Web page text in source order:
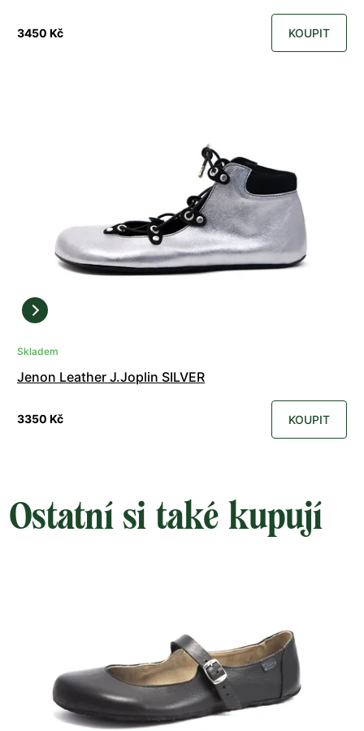
3450 Kč KOUPIT
Skladem
Jenon Leather J.Joplin SILVER
3350 Kč KOUPIT
Ostatní si také kupují